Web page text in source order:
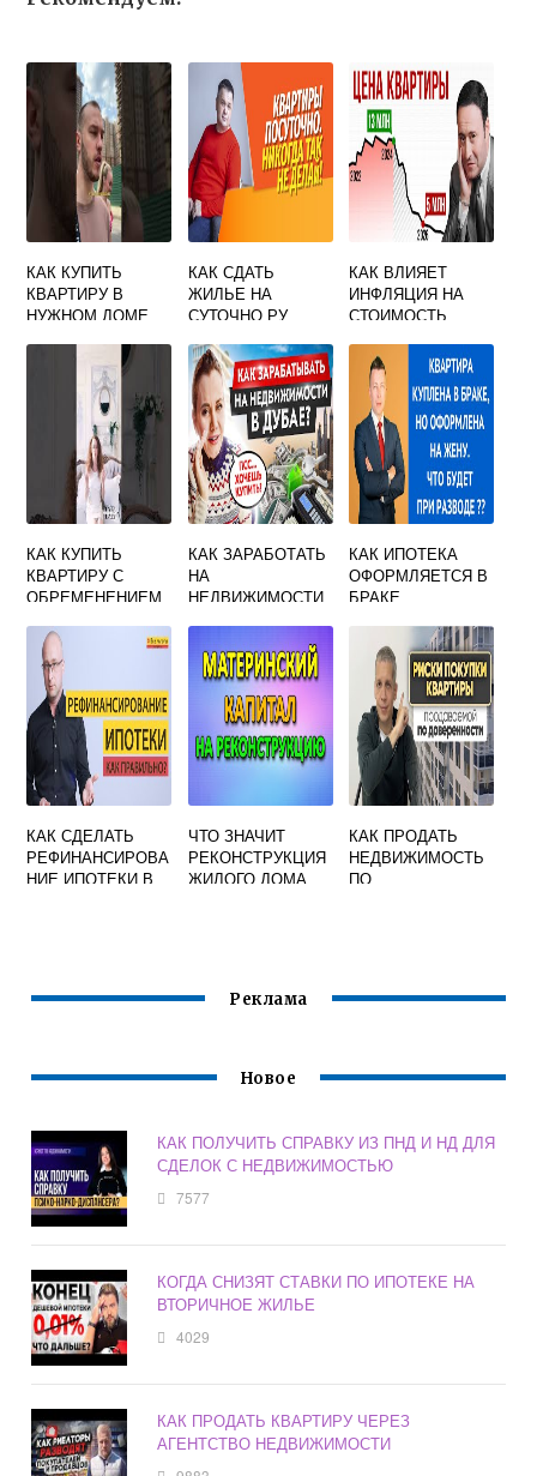
КАК КУПИТЬ
КВАРТИРУ В
НУЖНОМ ДОМЕ
ПРЕДЛОЖЕНИЙ
КАК СДАТЬ
ЖИЛЬЕ НА
СУТОЧНО РУ
КАК ВЛИЯЕТ
ИНФЛЯЦИЯ НА
СТОИМОСТЬ
КАК КУПИТЬ
КВАРТИРУ С
ОБРЕМЕНЕНИЕМ
КАК ЗАРАБОТАТЬ
НА
НЕДВИЖИМОСТИ
КАК ИПОТЕКА
ОФОРМЛЯЕТСЯ В
БРАКЕ
КАК СДЕЛАТЬ
РЕФИНАНСИРОВА
НИЕ ИПОТЕКИ В
ЧТО ЗНАЧИТ
РЕКОНСТРУКЦИЯ
ЖИЛОГО ДОМА
КАК ПРОДАТЬ
НЕДВИЖИМОСТЬ
ПО
Реклама
Новое
КАК ПОЛУЧИТЬ СПРАВКУ ИЗ ПНД И НД ДЛЯ
СДЕЛОК С НЕДВИЖИМОСТЬЮ
7577
КОГДА СНИЗЯТ СТАВКИ ПО ИПОТЕКЕ НА
ВТОРИЧНОЕ ЖИЛЬЕ
4029
КАК ПРОДАТЬ КВАРТИРУ ЧЕРЕЗ
АГЕНТСТВО НЕДВИЖИМОСТИ